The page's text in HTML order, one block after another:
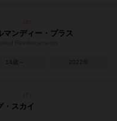
マンディー・プラス
14歳～ 2022年
・スカイ